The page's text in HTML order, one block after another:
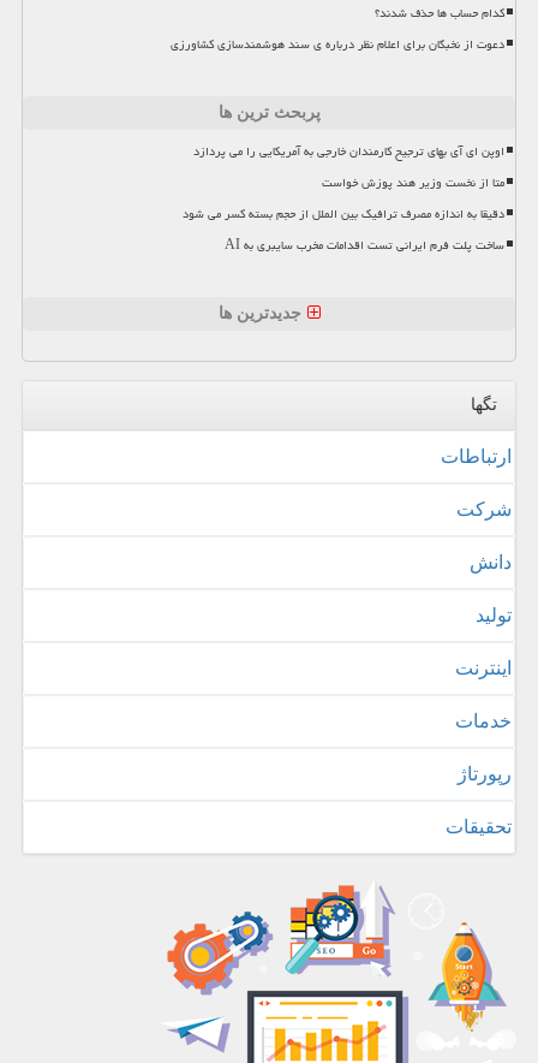
کدام حساب ها حذف شدند؟
دعوت از نخبگان برای اعلام نظر درباره ی سند هوشمندسازی کشاورزی
پربحث ترین ها
اوپن ای آی بهای ترجیح کارمندان خارجی به آمریکایی را می پردازد
متا از نخست وزیر هند پوزش خواست
دقیقا به اندازه مصرف ترافیک بین الملل از حجم بسته کسر می شود
ساخت پلت فرم ایرانی تست اقدامات مخرب سایبری به AI
جدیدترین ها
تگها
ارتباطات
شركت
دانش
تولید
اینترنت
خدمات
رپورتاژ
تحقیقات